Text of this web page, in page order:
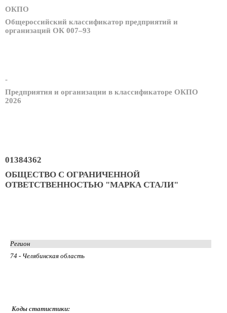
ОКПО
Общероссийский классификатор предприятий и
организаций ОК 007–93
-
Предприятия и организации в классификаторе ОКПО
2026
01384362
ОБЩЕСТВО С ОГРАНИЧЕННОЙ
ОТВЕТСТВЕННОСТЬЮ "МАРКА СТАЛИ"
Регион
74 - Челябинская область
Коды статистики: